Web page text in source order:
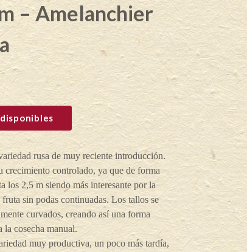
– Amelanchier
rusa de muy reciente introducción.
crecimiento controlado, ya que de forma
los 2,5 m siendo más interesante por la
sin podas continuadas. Los tallos se
curvados, creando así una forma
la cosecha manual.
muy productiva, un poco más tardía,